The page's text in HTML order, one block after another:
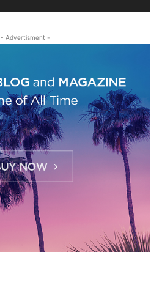
- Advertisment -